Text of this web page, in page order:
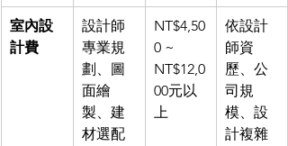
室內設
計費
設計師
專業規
劃、圖
面繪
製、建
材選配
NT$4,50
0 ~
NT$12,0
00元以
上
依設計
師資
歷、公
司規
模、設
計複雜